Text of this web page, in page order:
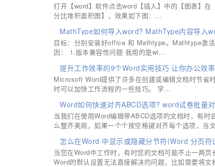
打开【word】软件点击word【插入】中的【图表】
分比堆积面积图】，效果如下图：...
MathType如何导入word? MathType内容导入
目标：分别安装好office 和 Mathtype。Mathtype激
因： 1.版本兼容性问题 我用的是wi...
提升工作效率的9个Word实用技巧 让你办公效
Microsoft Word提供了许多在创建或编辑文档时节省
时可以加快工作流程的一些技巧。 学...
Word如何快速对齐ABCD选项? word试卷批量
当我们在使用Word编辑带ABCD选项的文档时，有
么整齐美观，如果一个个按空格键对齐每个选项，当
怎么在Word 中显示或隐藏分节符(Word 分页符
当您在Word中工作时，有时您的文档可能不止一两
Word的默认设置无法直接解决的问题，比如需要将文